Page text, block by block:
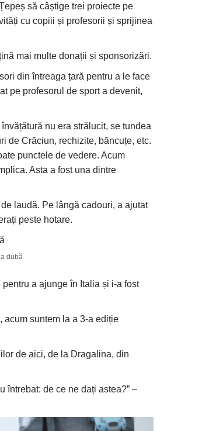
să câștige trei proiecte pe
cu copiii și profesorii și sprijinea
mai multe donații și sponsorizări.
din întreaga țară pentru a le face
pe profesorul de sport a devenit,
nu era strălucit, se tundea
de Crăciun, rechizite, băncuțe, etc.
punctele de vedere. Acum
Asta a fost una dintre
laudă. Pe lângă cadouri, a ajutat
peste hotare.
dubă
a ajunge în Italia și i-a fost
, acum suntem la a 3-a ediție
de aici, de la Dragalina, din
întrebat: de ce ne dați astea?” –